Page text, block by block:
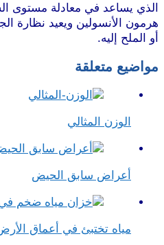
الذي يساعد في معادلة مستوى
هرمون الأنسولين ويعيد نظارة
أو الملح إليه.
مواضيع متعلقة
الوزن المثالي
أعراض سابق الحيض
مياه تختبئ في أعماق